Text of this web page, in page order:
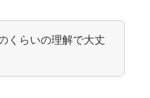
くらいの理解で大丈